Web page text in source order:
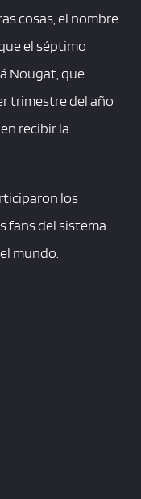
cosas, el nombre.
el séptimo
Nougat, que
trimestre del año
recibir la
los
fans del sistema
mundo.